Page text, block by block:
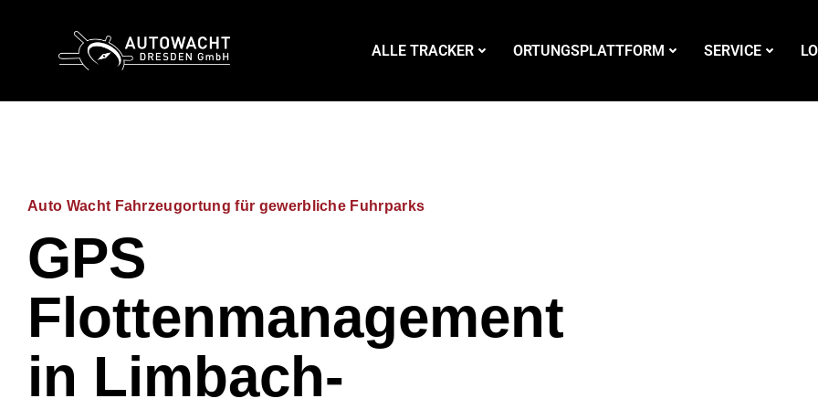
ALLE TRACKER ORTUNGSPLATTFORM SERVICE
Auto Wacht Fahrzeugortung für gewerbliche Fuhrparks
GPS
Flottenmanagement
in Limbach-